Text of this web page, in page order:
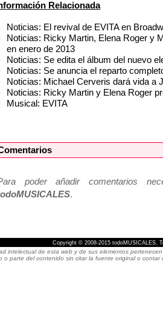
Relacionada
Noticias: El revival de EVITA en
Noticias: Ricky Martin, Elena Roger y
en enero de 2013
Noticias: Se edita el álbum del nuevo
Noticias: Se anuncia el reparto
Noticias: Michael Cerveris dará vida a
Noticias: Ricky Martin y Elena Roger
Musical: EVITA
poder añadir comentarios
.
Copyright © 2008-2015 todoMUSICALES.
intelectual de esta web y de sus elementos
o parte del contenido sin citar la fuente original o